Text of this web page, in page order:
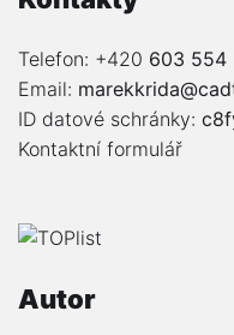
Telefon: +420 603 554
Email:
ID datové schránky:
Kontaktní formulář
Autor